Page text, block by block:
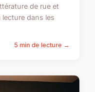
de rue et
dans les
5 min de lecture →